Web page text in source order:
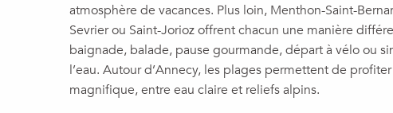
atmosphère de vacances. Plus loin, Menthon-Saint-
Sevrier ou Saint-Jorioz offrent chacun une manière
baignade, balade, pause gourmande, départ à vélo ou
l’eau. Autour d’Annecy, les plages permettent de profiter
magnifique, entre eau claire et reliefs alpins.